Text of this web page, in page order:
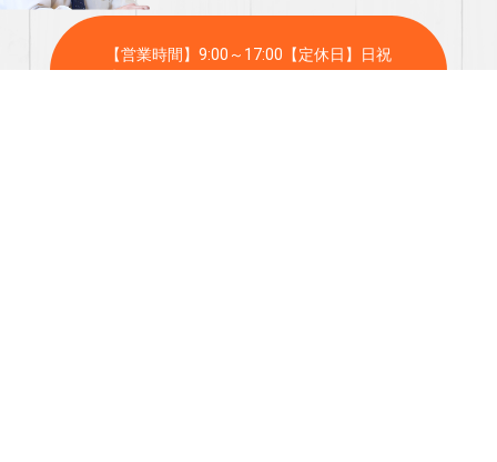
【営業時間】9:00～17:00【定休日】日祝